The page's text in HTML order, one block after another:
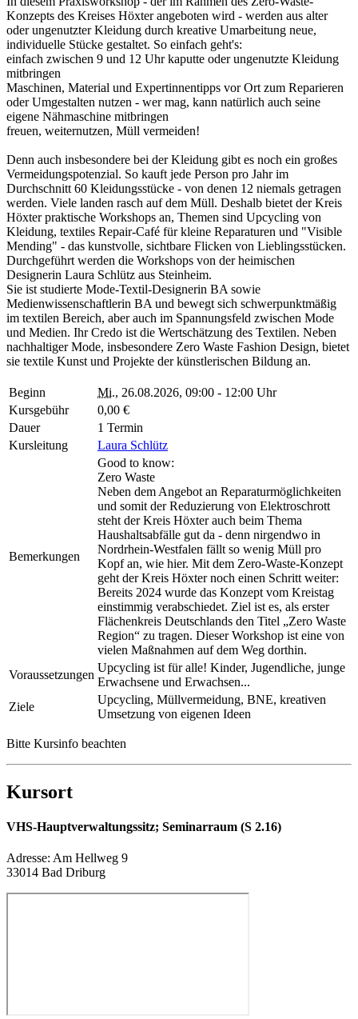
Konzepts des Kreises Höxter angeboten wird - werden aus alter
oder ungenutzter Kleidung durch kreative Umarbeitung neue,
individuelle Stücke gestaltet. So einfach geht's:
einfach zwischen 9 und 12 Uhr kaputte oder ungenutzte Kleidung
mitbringen
Maschinen, Material und Expertinnentipps vor Ort zum Reparieren
oder Umgestalten nutzen - wer mag, kann natürlich auch seine
eigene Nähmaschine mitbringen
freuen, weiternutzen, Müll vermeiden!
Denn auch insbesondere bei der Kleidung gibt es noch ein großes
Vermeidungspotenzial. So kauft jede Person pro Jahr im
Durchschnitt 60 Kleidungsstücke - von denen 12 niemals getragen
werden. Viele landen rasch auf dem Müll. Deshalb bietet der Kreis
Höxter praktische Workshops an, Themen sind Upcycling von
Kleidung, textiles Repair-Café für kleine Reparaturen und "Visible
Mending" - das kunstvolle, sichtbare Flicken von Lieblingsstücken.
Durchgeführt werden die Workshops von der heimischen
Designerin Laura Schlütz aus Steinheim.
Sie ist studierte Mode-Textil-Designerin BA sowie
Medienwissenschaftlerin BA und bewegt sich schwerpunktmäßig
im textilen Bereich, aber auch im Spannungsfeld zwischen Mode
und Medien. Ihr Credo ist die Wertschätzung des Textilen. Neben
nachhaltiger Mode, insbesondere Zero Waste Fashion Design, bietet
sie textile Kunst und Projekte der künstlerischen Bildung an.
Beginn Mi., 26.08.2026, 09:00 - 12:00 Uhr
Kursgebühr
0,00 €
Dauer
1 Termin
Kursleitung
Laura Schlütz
Bemerkungen
Good to know:
Zero Waste
Neben dem Angebot an Reparaturmöglichkeiten
und somit der Reduzierung von Elektroschrott
steht der Kreis Höxter auch beim Thema
Haushaltsabfälle gut da - denn nirgendwo in
Nordrhein-Westfalen fällt so wenig Müll pro
Kopf an, wie hier. Mit dem Zero-Waste-Konzept
geht der Kreis Höxter noch einen Schritt weiter:
Bereits 2024 wurde das Konzept vom Kreistag
einstimmig verabschiedet. Ziel ist es, als erster
Flächenkreis Deutschlands den Titel „Zero Waste
Region“ zu tragen. Dieser Workshop ist eine von
vielen Maßnahmen auf dem Weg dorthin.
Voraussetzungen
Upcycling ist für alle! Kinder, Jugendliche, junge
Erwachsene und Erwachsen...
Ziele
Upcycling, Müllvermeidung, BNE, kreativen
Umsetzung von eigenen Ideen
Bitte Kursinfo beachten
Kursort
VHS-Hauptverwaltungssitz; Seminarraum (S 2.16)
Adresse: Am Hellweg 9
33014 Bad Driburg